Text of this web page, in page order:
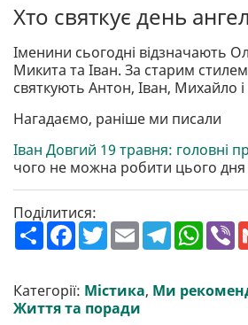
Хто святкує день
Іменини сьогодні відзначають
Микита та Іван. За старим
святкують Антон, Іван, Михайло
Нагадаємо, раніше ми писали
Іван Довгий 19 травня: головні
чого не можна робити цього дня
Поділитися:
П
о
р
и
т
F
a
b
o
o
T
w
t
e
r
E
m
l
T
e
g
r
W
h
s
A
V
r
Категорії: Містика, Ми
Життя та поради